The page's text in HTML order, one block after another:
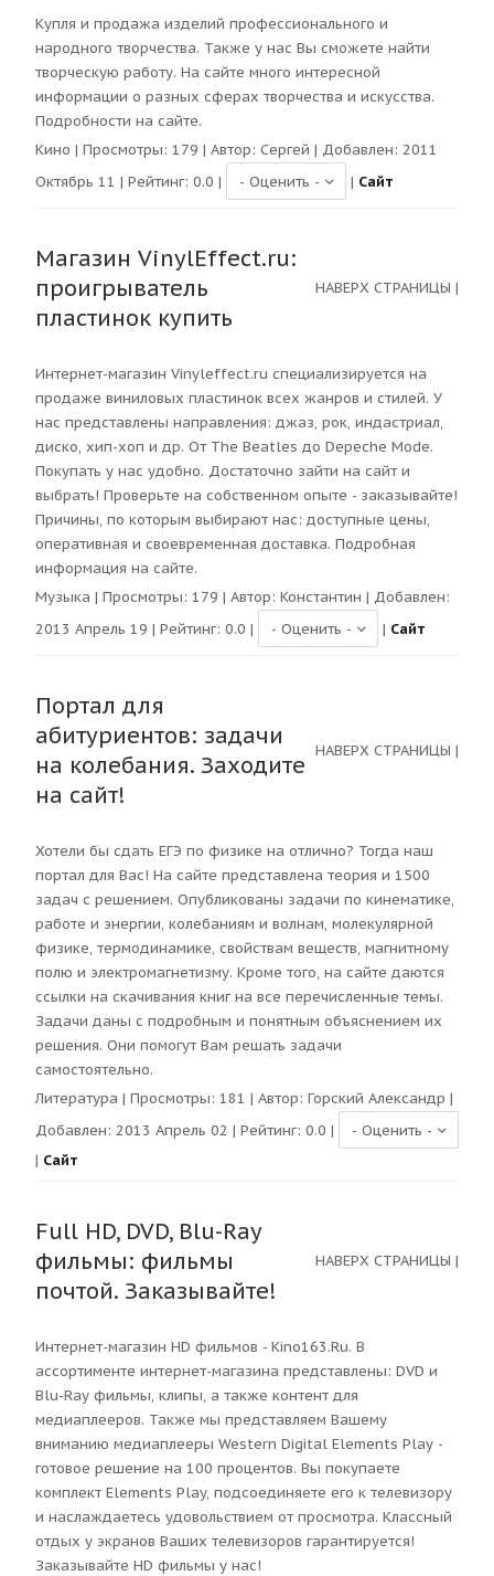
Купля и продажа изделий профессионального и
народного творчества. Также у нас Вы сможете найти
творческую работу. На сайте много интересной
информации о разных сферах творчества и искусства.
Подробности на сайте.
Кино | Просмотры: 179 | Автор: Сергей | Добавлен: 2011
Октябрь 11 | Рейтинг: 0.0 | | Сайт
Магазин VinylEffect.ru:
проигрыватель
пластинок купить
НАВЕРХ СТРАНИЦЫ |
Интернет-магазин Vinyleffect.ru специализируется на
продаже виниловых пластинок всех жанров и стилей. У
нас представлены направления: джаз, рок, индастриал,
диско, хип-хоп и др. От The Beatles до Depeche Mode.
Покупать у нас удобно. Достаточно зайти на сайт и
выбрать! Проверьте на собственном опыте - заказывайте!
Причины, по которым выбирают нас: доступные цены,
оперативная и своевременная доставка. Подробная
информация на сайте.
Музыка | Просмотры: 179 | Автор: Константин | Добавлен:
2013 Апрель 19 | Рейтинг: 0.0 | | Сайт
Портал для
абитуриентов: задачи
на колебания. Заходите
на сайт!
НАВЕРХ СТРАНИЦЫ |
Хотели бы сдать ЕГЭ по физике на отлично? Тогда наш
портал для Вас! На сайте представлена теория и 1500
задач с решением. Опубликованы задачи по кинематике,
работе и энергии, колебаниям и волнам, молекулярной
физике, термодинамике, свойствам веществ, магнитному
полю и электромагнетизму. Кроме того, на сайте даются
ссылки на скачивания книг на все перечисленные темы.
Задачи даны с подробным и понятным объяснением их
решения. Они помогут Вам решать задачи
самостоятельно.
Литература | Просмотры: 181 | Автор: Горский Александр |
Добавлен: 2013 Апрель 02 | Рейтинг: 0.0 |
| Сайт
Full HD, DVD, Blu-Ray
фильмы: фильмы
почтой. Заказывайте!
НАВЕРХ СТРАНИЦЫ |
Интернет-магазин HD фильмов - Kino163.Ru. В
ассортименте интернет-магазина представлены: DVD и
Blu-Ray фильмы, клипы, а также контент для
медиаплееров. Также мы представляем Вашему
вниманию медиаплееры Western Digital Elements Play -
готовое решение на 100 процентов. Вы покупаете
комплект Elements Play, подсоединяете его к телевизору
и наслаждаетесь удовольствием от просмотра. Классный
отдых у экранов Ваших телевизоров гарантируется!
Заказывайте HD фильмы у нас!